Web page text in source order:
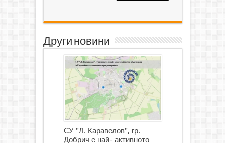
Други новини
СУ "Л. Каравелов", гр.
Добрич е най- активното